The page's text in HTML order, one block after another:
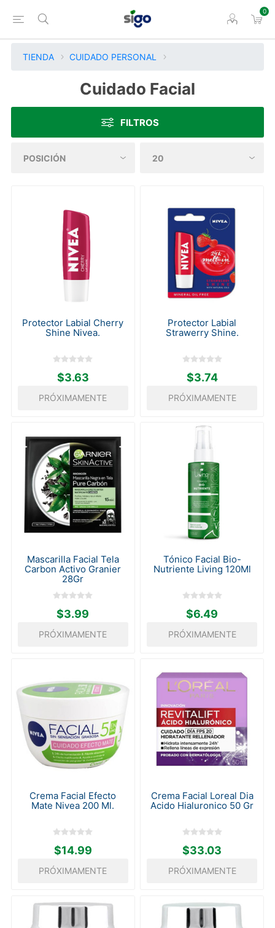
0
TIENDA CUIDADO PERSONAL
Cuidado Facial
FILTROS
Protector Labial Cherry
Shine Nivea.
$3.63
PRÓXIMAMENTE
Protector Labial
Strawerry Shine.
$3.74
PRÓXIMAMENTE
Mascarilla Facial Tela
Carbon Activo Granier
28Gr
$3.99
PRÓXIMAMENTE
Tónico Facial Bio-
Nutriente Living 120Ml
$6.49
PRÓXIMAMENTE
Crema Facial Efecto
Mate Nivea 200 Ml.
$14.99
PRÓXIMAMENTE
Crema Facial Loreal Dia
Acido Hialuronico 50 Gr
$33.03
PRÓXIMAMENTE